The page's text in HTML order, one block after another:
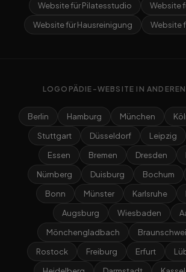
Website für Pilatesstudio
Website
Website für Hausreinigung
Website
LOGOPÄDIE-WEBSITE IN
Berlin Hamburg München
Stuttgart
Düsseldorf Leipzig
Essen
Bremen Dresden
Nürnberg
Duisburg Bochum
Bonn
Münster Karlsruhe
Augsburg
Wiesbaden
Mönchengladbach
Rostock
Freiburg Erfurt